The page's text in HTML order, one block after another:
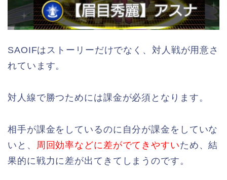
SAOIFはストーリーだけでなく、対人戦が用意さ
れています。
対人線で勝つためには課金が必須となります。
相手が課金をしているのに自分が課金をしていな
いと、
周回効率などに差がでてきやすいため、結
果的に戦力に差が出てきてしまうのです。